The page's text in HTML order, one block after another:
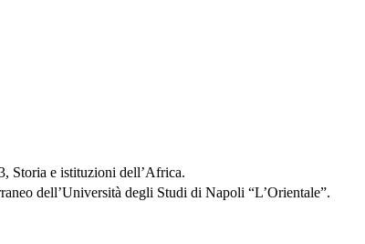
Storia e istituzioni dell’Africa.
dell’Università degli Studi di Napoli “L’Orientale”.